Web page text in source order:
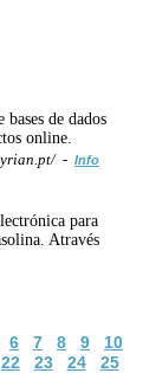
de dados
online.
- Info
para
Através
6 7 8 9
10
22 23 24
25